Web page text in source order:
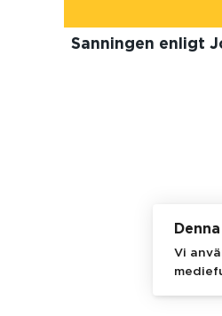
Sanningen enligt
Vi